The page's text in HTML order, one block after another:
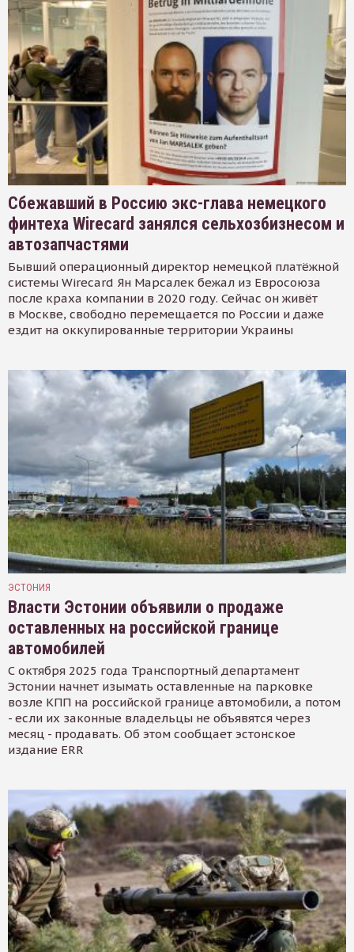
Сбежавший в Россию экс-глава немецкого
финтеха Wirecard занялся сельхозбизнесом и
автозапчастями
Бывший операционный директор немецкой платёжной
системы Wirecard Ян Марсалек бежал из Евросоюза
после краха компании в 2020 году. Сейчас он живёт
в Москве, свободно перемещается по России и даже
ездит на оккупированные территории Украины
ЭСТОНИЯ
Власти Эстонии объявили о продаже
оставленных на российской границе
автомобилей
С октября 2025 года Транспортный департамент
Эстонии начнет изымать оставленные на парковке
возле КПП на российской границе автомобили, а потом
- если их законные владельцы не объявятся через
месяц - продавать. Об этом сообщает эстонское
издание ERR